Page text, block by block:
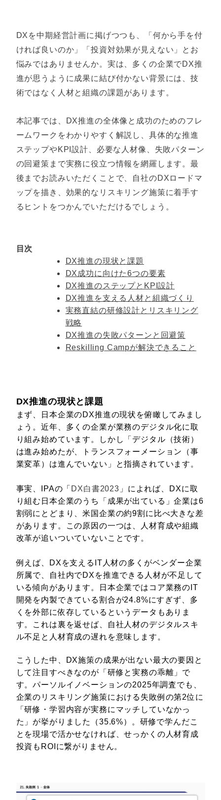
DXを中期経営計画に掲げつつも、「何から手を付
ければ良いのか」「投資対効果が見えない」とお
悩みではありませんか。実は、多くの企業でDX推
進が思うように成果に結び付かない背景には、技
術ではなく人材と組織の課題があります。
本記事では、DX推進の全体像と成功のためのフレ
ームワークをわかりやすく解説し、具体的な推進
ステップやKPI設計、必要な人材像、失敗パターン
の回避策まで実務に役立つ情報を網羅します。最
後までお読みいただくことで、自社のDXロードマ
ップを描き、効果的なリスキリング施策に着手す
るヒントをつかんでいただけるでしょう。
目次
DX推進の現状と課題
DX成功に向けた6つの要素
DX推進のステップとKPI設計
DX推進を支える人材と組織づくり
実務直結の研修設計とリスキリング
戦略
DX推進の失敗パターンと回避策
Reskilling Campが解決できること
DX推進の現状と課題
まず、日本企業のDX推進の現状を俯瞰してみまし
ょう。近年、多くの企業が業務のデジタル化に取
り組み始めています。しかし「デジタル（技術）
は進み始めたが、トランスフォーメーション（事
業変革）は進んでいない」と指摘されています。
事実、IPAの「 DX白書2023 」によれば、DXに取
り組む日本企業のうち「成果が出ている」企業は6
割弱にとどまり、米国企業の約9割に比べ大きな差
があります。この原因の一つは、人材育成や組織
改革が追いついていないことです。
例えば、DXを支えるIT人材の多くがベンダー企業
所属で、自社内でDXを推進できる人材が不足して
いる傾向があります。日本企業ではコア業務のIT
開発を内製できている割合が24.8%にすぎず、多
くを外部に依存しているというデータもありま
す。これは裏を返せば、自社人材のデジタルスキ
ル不足と人材育成の遅れを意味します。
こうした中、DX施策の成果が出ない最大の要因と
して注目すべきなのが「研修と実務の乖離」で
す。パーソルイノベーションの2025年調査でも、
企業のリスキリング施策における失敗例の第2位に
「研修・学習内容が実務にマッチしていなかっ
た」が挙がりました（35.6%）。研修で学んだこ
とを現場で活かせなければ、せっかくの人材育成
投資もROIに繋がりません。